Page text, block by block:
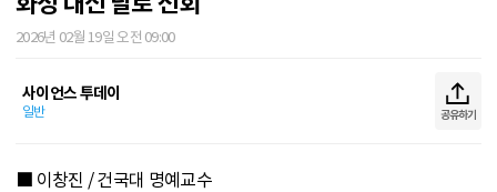
2026년 02월 19일 오전 09:00
사이언스 투데이
일반 공유하기
■ 이창진 / 건국대 명예교수